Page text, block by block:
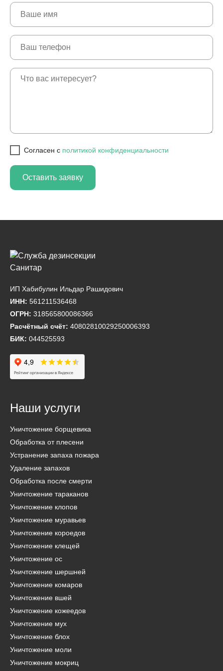
Cогласен с политикой конфиденциальности
Оставить заявку
ИП Хабибулин Ильдар Рашидович
ИНН: 561211536468
ОГРН: 318565800086366
Расчётный счёт: 40802810029250006393
БИК: 044525593
Наши услуги
Уничтожение борщевика
Обработка от плесени
Устранение запаха пожара
Удаление запахов
Обработка после смерти
Уничтожение тараканов
Уничтожение клопов
Уничтожение муравьев
Уничтожение короедов
Уничтожение клещей
Уничтожение ос
Уничтожение шершней
Уничтожение комаров
Уничтожение вшей
Уничтожение кожеедов
Уничтожение мух
Уничтожение блох
Уничтожение моли
Уничтожение мокриц